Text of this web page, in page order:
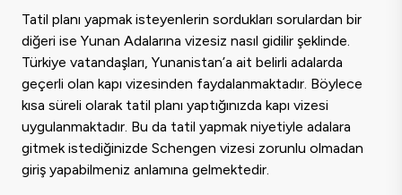
Tatil planı yapmak isteyenlerin sordukları sorulardan bir
diğeri ise Yunan Adalarına vizesiz nasıl gidilir şeklinde.
Türkiye vatandaşları, Yunanistan’a ait belirli adalarda
geçerli olan kapı vizesinden faydalanmaktadır. Böylece
kısa süreli olarak tatil planı yaptığınızda kapı vizesi
uygulanmaktadır. Bu da tatil yapmak niyetiyle adalara
gitmek istediğinizde Schengen vizesi zorunlu olmadan
giriş yapabilmeniz anlamına gelmektedir.